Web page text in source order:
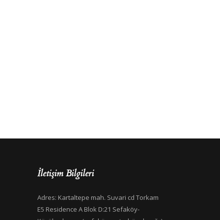
İletişim Bilgileri
Adres: Kartaltepe mah. Suvari cd Torkam
E5 Residence A Blok D:21 Sefaköy-